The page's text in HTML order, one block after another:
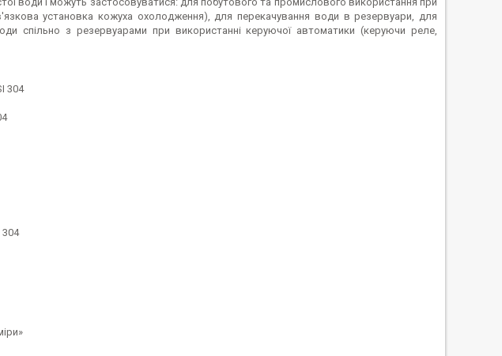
установка кожуха охолодження), для перекачування води в резервуари, для
спільно з резервуарами при використанні керуючої автоматики (керуючи реле,
304
304